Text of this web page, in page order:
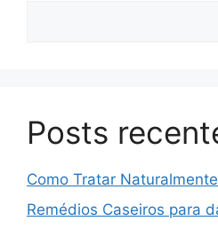
Posts
Como Tratar
Remédios Caseiros para